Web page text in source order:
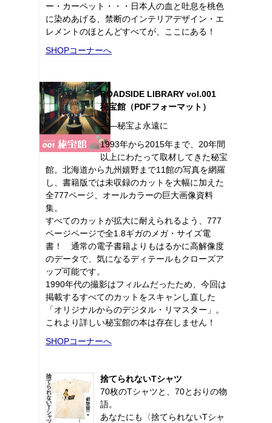
ー・カーペット・・・日本人の血と吐息を桃色
に染めあげる、禁断のインテリアデザイン・エ
レメントのほとんどすべてが、ここにある！
SHOPコーナーへ
ROADSIDE LIBRARY vol.001
秘宝館（PDFフォーマット）
――秘宝よ永遠に
1993年から2015年まで、20年間
以上にわたって取材してきた秘宝
館。北海道から九州嬉野まで11館の写真を網羅
し、書籍版では未収録のカットを大幅に加えた
全777ページ、オールカラーの巨大画像資料
集。
すべてのカットが拡大に耐えられるよう、777
ページページで全1.8ギガのメガ・サイズ電
書！ 通常の電子書籍よりもはるかに高解像度
のデータで、気になるディテールもクローズア
ップ可能です。
1990年代の撮影はフィルムだったため、今回は
掲載するすべてのカットをスキャンし直した
「オリジナルからのデジタル・リマスター」。
これより詳しい秘宝館の本は存在しません！
SHOPコーナーへ
捨てられないTシャツ
70枚のTシャツと、70とおりの物
語。
あなたにも〈捨てられないTシャ